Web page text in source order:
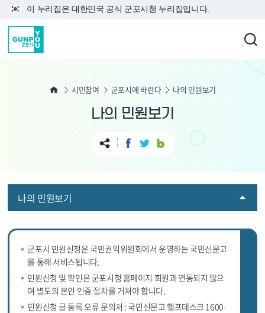
본문 바로가기
이 누리집은 대한민국 공식 군포시청 누리집입니다.
시민참여 군포시에 바란다 나의 민원보기
나의 민원보기
나의 민원보기
군포시 민원신청은 국민권익위원회에서 운영하는 국민신문고
를 통해 서비스됩니다.
민원신청 및 확인은 군포시청 홈페이지 회원과 연동되지 않으
며 별도의 본인 인증 절차를 거쳐야 합니다.
민원신청 글 등록 오류 문의처 : 국민신문고 헬프데스크 1600-